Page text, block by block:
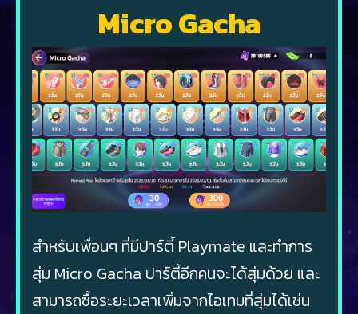
Micro Gacha
สำหรับเพื่อนๆ ที่มีปาร์ตี้ Playmate และทำการ
สุ่ม Micro Gacha ปาร์ตี้อีกคนจะได้สุ่มด้วย และ
สามารถซื้อระยะเวลาเพิ่มจากไอเทมที่สุ่มได้เช่น